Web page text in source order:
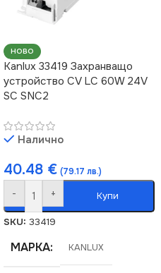
НОВО
Kanlux 33419 Захранващо
устройство CV LC 60W 24V
SC SNC2
Налично
40.48 € (79.17 лв.)
- + Купи
SKU: 33419
МАРКА KANLUX